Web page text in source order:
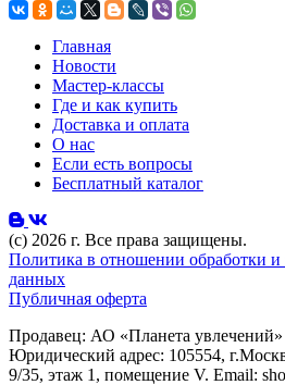
Главная
Новости
Мастер-классы
Где и как купить
Доставка и оплата
О нас
Если есть вопросы
Бесплатный каталог
(с) 2026 г. Все права защищены.
Политика в отношении обработки
данных
Публичная оферта
Продавец: АО «Планета
Юридический адрес: 105554,
9/35, этаж 1, помещение V. Email: